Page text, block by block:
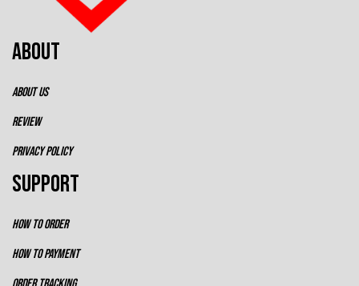
ABOUT
ABOUT US
REVIEW
PRIVACY POLICY
SUPPORT
HOW TO ORDER
HOW TO PAYMENT